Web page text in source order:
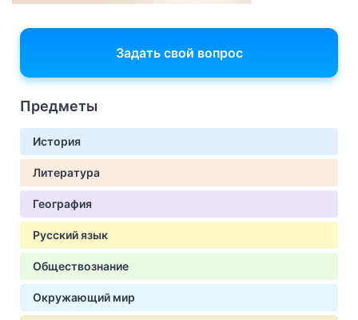
Задать свой вопрос
Предметы
История
Литература
География
Русский язык
Обществознание
Окружающий мир